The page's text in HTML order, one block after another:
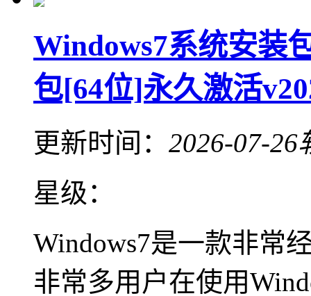
Windows7系统安装
包[64位]永久激活
更新时间： 2026-07-26
星级：
Windows7是一款非常
非常多用户在使用